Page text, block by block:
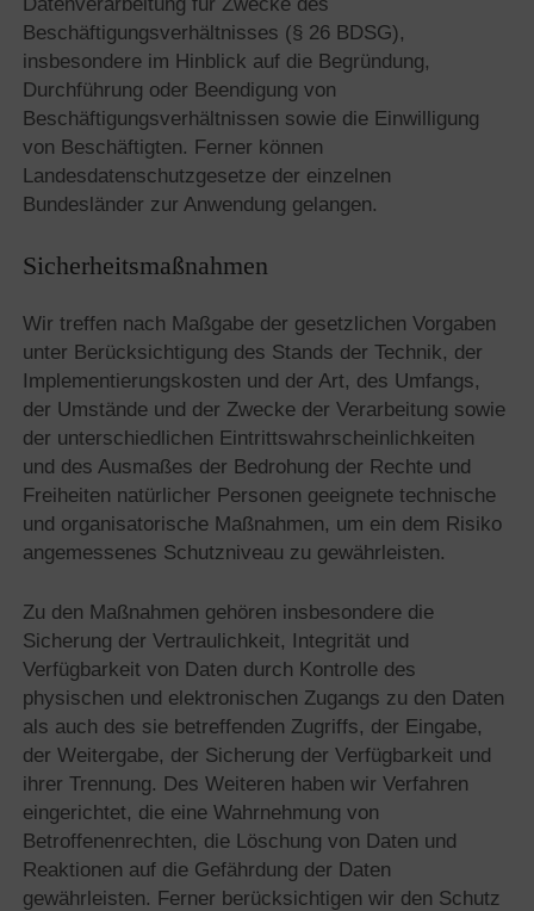
Beschäftigungsverhältnisses (§ 26 BDSG),
insbesondere im Hinblick auf die Begründung,
Durchführung oder Beendigung von
Beschäftigungsverhältnissen sowie die Einwilligung
von Beschäftigten. Ferner können
Landesdatenschutzgesetze der einzelnen
Bundesländer zur Anwendung gelangen.
Sicherheitsmaßnahmen
Wir treffen nach Maßgabe der gesetzlichen Vorgaben
unter Berücksichtigung des Stands der Technik, der
Implementierungskosten und der Art, des Umfangs,
der Umstände und der Zwecke der Verarbeitung sowie
der unterschiedlichen Eintrittswahrscheinlichkeiten
und des Ausmaßes der Bedrohung der Rechte und
Freiheiten natürlicher Personen geeignete technische
und organisatorische Maßnahmen, um ein dem Risiko
angemessenes Schutzniveau zu gewährleisten.
Zu den Maßnahmen gehören insbesondere die
Sicherung der Vertraulichkeit, Integrität und
Verfügbarkeit von Daten durch Kontrolle des
physischen und elektronischen Zugangs zu den Daten
als auch des sie betreffenden Zugriffs, der Eingabe,
der Weitergabe, der Sicherung der Verfügbarkeit und
ihrer Trennung. Des Weiteren haben wir Verfahren
eingerichtet, die eine Wahrnehmung von
Betroffenenrechten, die Löschung von Daten und
Reaktionen auf die Gefährdung der Daten
gewährleisten. Ferner berücksichtigen wir den Schutz